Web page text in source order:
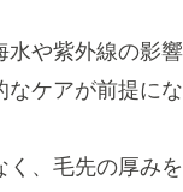
や紫外線の影
ケアが前提に
、毛先の厚み